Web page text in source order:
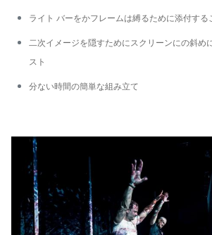
ライト バーをかフレームは縛るために添付する
二次イメージを隠すためにスクリーンにの斜め
スト
分ない時間の簡単な組み立て